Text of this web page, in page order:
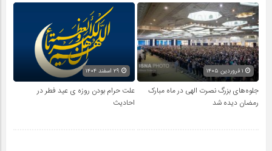
جلوه‌های بزرگ نصرت الهی در ماه مبارک
رمضان دیده شد
علت حرام بودن روزه ی عید فطر در
احادیث